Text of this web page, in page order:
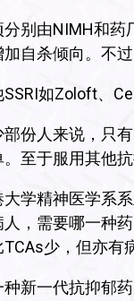
分别由NIMH和药
加自杀倾向。不
SSRI如Zoloft、
部份人来说，只
。至于服用其他
大学精神医学系
人，需要哪一种
少，但亦有
种新一代抗抑郁